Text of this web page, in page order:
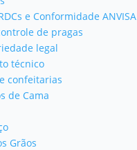
e Conformidade ANVISA
de pragas
legal
técnico
confeitarias
de Cama
Grãos